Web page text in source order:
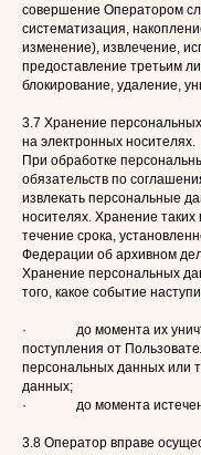
совершение Оператором
систематизация,
изменение), извлечение,
предоставление третьим
блокирование, удаление,
3.7 Хранение
на электронных носителях.
При обработке
обязательств по
извлекать персональные
носителях. Хранение
течение срока,
Федерации об архивном
Хранение персональных
того, какое событие
· до момента их
поступления от
персональных данных или
данных;
· до момента истечения
3.8 Оператор вправе